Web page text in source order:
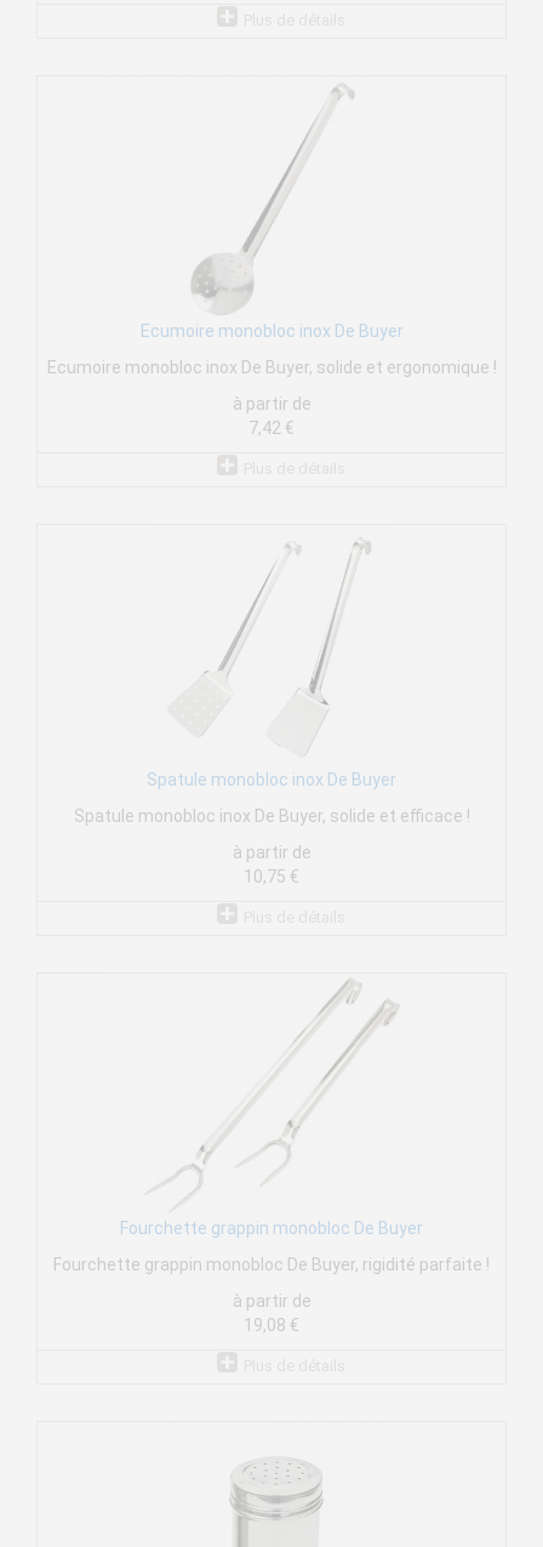
Ecumoire monobloc inox De Buyer
Ecumoire monobloc inox De Buyer, solide et ergonomique !
à partir de
7,42 €
Spatule monobloc inox De Buyer
Spatule monobloc inox De Buyer, solide et efficace !
à partir de
10,75 €
Fourchette grappin monobloc De Buyer
Fourchette grappin monobloc De Buyer, rigidité parfaite !
à partir de
19,08 €